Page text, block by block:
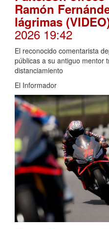
Ramón
lágrimas
2026 19:42
El reconocido comentarista
públicas a su antiguo mentor
distanciamiento
El Informador